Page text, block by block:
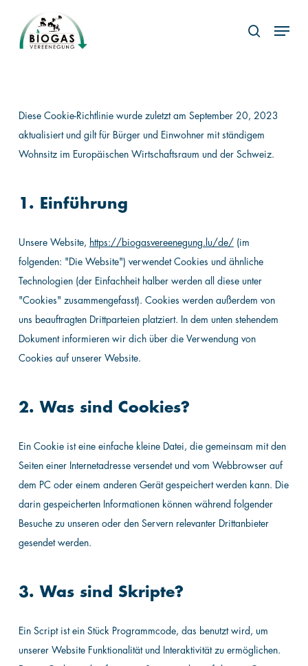
main
search
Diese Cookie-Richtlinie wurde zuletzt am September 20, 2023
aktualisiert und gilt für Bürger und Einwohner mit ständigem
Wohnsitz im Europäischen Wirtschaftsraum und der Schweiz.
1. Einführung
Unsere Website, https://biogasvereenegung.lu/de/ (im
folgenden: "Die Website") verwendet Cookies und ähnliche
Technologien (der Einfachheit halber werden all diese unter
"Cookies" zusammengefasst). Cookies werden außerdem von
uns beauftragten Drittparteien platziert. In dem unten stehendem
Dokument informieren wir dich über die Verwendung von
Cookies auf unserer Website.
2. Was sind Cookies?
Ein Cookie ist eine einfache kleine Datei, die gemeinsam mit den
Seiten einer Internetadresse versendet und vom Webbrowser auf
dem PC oder einem anderen Gerät gespeichert werden kann. Die
darin gespeicherten Informationen können während folgender
Besuche zu unseren oder den Servern relevanter Drittanbieter
gesendet werden.
3. Was sind Skripte?
Ein Script ist ein Stück Programmcode, das benutzt wird, um
unserer Website Funktionalität und Interaktivität zu ermöglichen.